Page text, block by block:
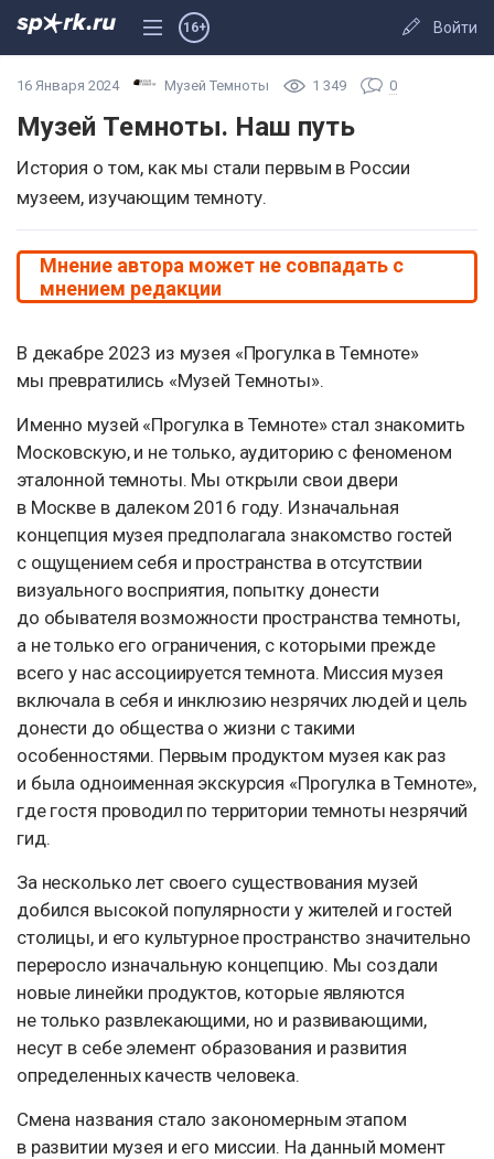
Войти
16+
16 Января 2024 Музей Темноты 1 349 0
Музей Темноты. Наш путь
История о том, как мы стали первым в России
музеем, изучающим темноту.
Мнение автора может не совпадать с
мнением редакции
В декабре 2023 из музея «Прогулка в Темноте»
мы превратились «Музей Темноты».
Именно музей «Прогулка в Темноте» стал знакомить
Московскую, и не только, аудиторию с феноменом
эталонной темноты. Мы открыли свои двери
в Москве в далеком 2016 году. Изначальная
концепция музея предполагала знакомство гостей
с ощущением себя и пространства в отсутствии
визуального восприятия, попытку донести
до обывателя возможности пространства темноты,
а не только его ограничения, с которыми прежде
всего у нас ассоциируется темнота. Миссия музея
включала в себя и инклюзию незрячих людей и цель
донести до общества о жизни с такими
особенностями. Первым продуктом музея как раз
и была одноименная экскурсия «Прогулка в Темноте»,
где гостя проводил по территории темноты незрячий
гид.
За несколько лет своего существования музей
добился высокой популярности у жителей и гостей
столицы, и его культурное пространство значительно
переросло изначальную концепцию. Мы создали
новые линейки продуктов, которые являются
не только развлекающими, но и развивающими,
несут в себе элемент образования и развития
определенных качеств человека.
Смена названия стало закономерным этапом
в развитии музея и его миссии. На данный момент